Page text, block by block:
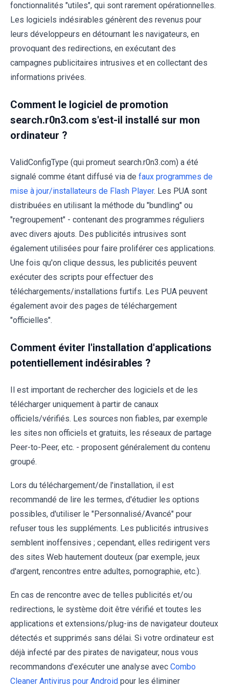
fonctionnalités "utiles", qui sont rarement opérationnelles.
Les logiciels indésirables génèrent des revenus pour
leurs développeurs en détournant les navigateurs, en
provoquant des redirections, en exécutant des
campagnes publicitaires intrusives et en collectant des
informations privées.
Comment le logiciel de promotion
search.r0n3.com s'est-il installé sur mon
ordinateur ?
ValidConfigType (qui promeut search.r0n3.com) a été
signalé comme étant diffusé via de faux programmes de
mise à jour/installateurs de Flash Player. Les PUA sont
distribuées en utilisant la méthode du "bundling" ou
"regroupement" - contenant des programmes réguliers
avec divers ajouts. Des publicités intrusives sont
également utilisées pour faire proliférer ces applications.
Une fois qu'on clique dessus, les publicités peuvent
exécuter des scripts pour effectuer des
téléchargements/installations furtifs. Les PUA peuvent
également avoir des pages de téléchargement
"officielles".
Comment éviter l'installation d'applications
potentiellement indésirables ?
Il est important de rechercher des logiciels et de les
télécharger uniquement à partir de canaux
officiels/vérifiés. Les sources non fiables, par exemple
les sites non officiels et gratuits, les réseaux de partage
Peer-to-Peer, etc. - proposent généralement du contenu
groupé.
Lors du téléchargement/de l'installation, il est
recommandé de lire les termes, d'étudier les options
possibles, d'utiliser le "Personnalisé/Avancé" pour
refuser tous les suppléments. Les publicités intrusives
semblent inoffensives ; cependant, elles redirigent vers
des sites Web hautement douteux (par exemple, jeux
d'argent, rencontres entre adultes, pornographie, etc.).
En cas de rencontre avec de telles publicités et/ou
redirections, le système doit être vérifié et toutes les
applications et extensions/plug-ins de navigateur douteux
détectés et supprimés sans délai. Si votre ordinateur est
déjà infecté par des pirates de navigateur, nous vous
recommandons d'exécuter une analyse avec Combo
Cleaner Antivirus pour Android pour les éliminer